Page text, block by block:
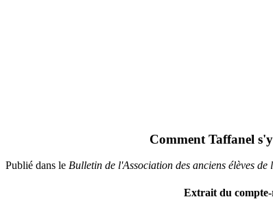
Comment Taffanel
Publié dans le Bulletin de l'Association des anciens élèves
Extrait du compte-